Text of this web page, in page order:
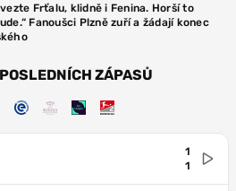
Frťalu, klidně i Fenina. Horší to
Fanoušci Plzně zuří a žádají konec
ZÁPASŮ
1
1